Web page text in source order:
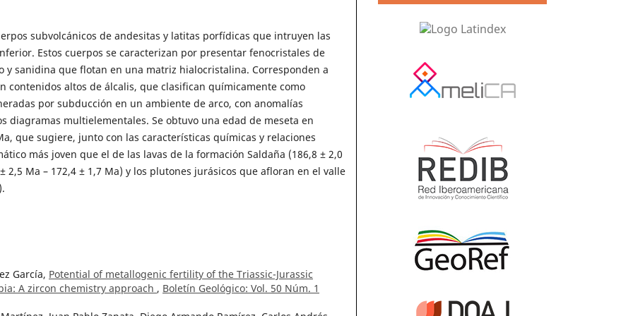
subvolcánicos de andesitas y latitas porfídicas que intruyen las
Estos cuerpos se caracterizan por presentar fenocristales de
y sanidina que flotan en una matriz hialocristalina. Corresponden a
contenidos altos de álcalis, que clasifican químicamente como
por subducción en un ambiente de arco, con anomalías
diagramas multielementales. Se obtuvo una edad de meseta en
que sugiere, junto con las características químicas y relaciones
más joven que el de las lavas de la formación Saldaña (186,8 ± 2,0
2,5 Ma – 172,4 ± 1,7 Ma) y los plutones jurásicos que afloran en el valle
García, Potential of metallogenic fertility of the Triassic-Jurassic
A zircon chemistry approach , Boletín Geológico: Vol. 50 Núm. 1